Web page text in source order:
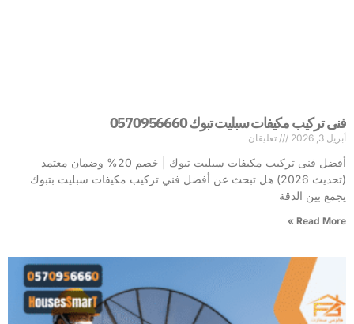
فنى تركيب مكيفات سبليت تبوك 0570956660
أبريل 3, 2026 تعليقان
أفضل فنى تركيب مكيفات سبليت تبوك | خصم 20% وضمان معتمد
(تحديث 2026) هل تبحث عن أفضل فني تركيب مكيفات سبليت بتبوك
يجمع بين الدقة
Read More »